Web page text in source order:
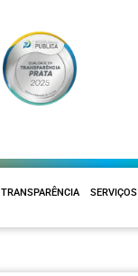
TRANSPARÊNCIA SERVIÇOS